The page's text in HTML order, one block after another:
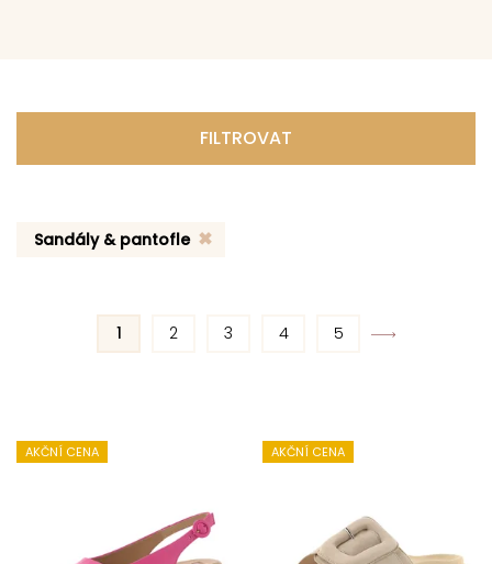
FILTROVAT
Sandály & pantofle
1 2 3 4 5
AKČNÍ CENA AKČNÍ CENA